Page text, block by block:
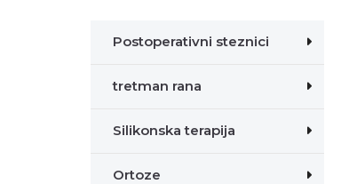
Postoperativni steznici
tretman rana
Silikonska terapija
Ortoze